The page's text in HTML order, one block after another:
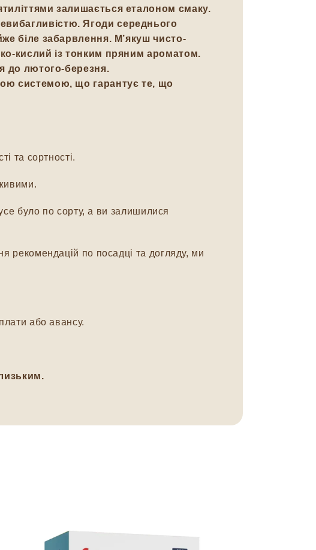
залишається еталоном смаку.
Ягоди середнього
біле забарвлення. М’якуш чисто-
кислий із тонким пряним ароматом.
до лютого-березня.
системою, що гарантує те, що
та сортності.
було по сорту, а ви залишилися
по посадці та догляду, ми
або авансу.